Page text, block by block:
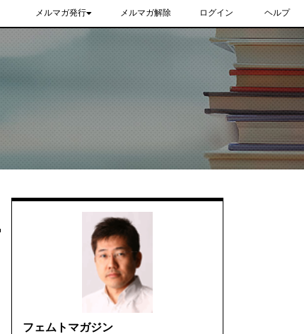
メルマガ発行 メルマガ解除 ログイン ヘルプ
フェムトマガジン